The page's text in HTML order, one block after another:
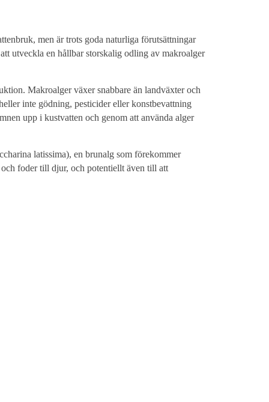
men är trots goda naturliga förutsättningar
utveckla en hållbar storskalig odling av makroalger
Makroalger växer snabbare än landväxter och
inte gödning, pesticider eller konstbevattning
upp i kustvatten och genom att använda alger
latissima), en brunalg som förekommer
foder till djur, och potentiellt även till att